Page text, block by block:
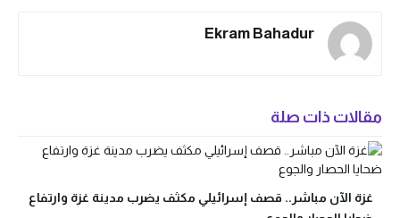
Ekram Bahadur
مقالات ذات صلة
غزة الآن مباشر.. قصف إسرائيلي مكثف يضرب مدينة غزة وارتفاع